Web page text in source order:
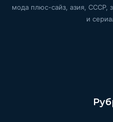
мода плюс-сайз, азия, СССР,
и